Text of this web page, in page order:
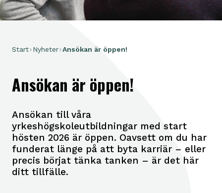
Start Nyheter Ansökan är öppen!
Ansökan är öppen!
Ansökan till våra
yrkeshögskoleutbildningar med start
hösten 2026 är öppen. Oavsett om du har
funderat länge på att byta karriär – eller
precis börjat tänka tanken – är det här
ditt tillfälle.